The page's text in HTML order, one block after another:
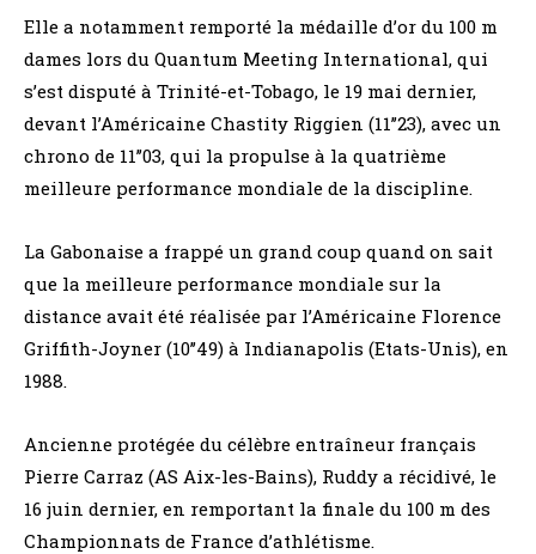
Elle a notamment remporté la médaille d’or du 100 m
dames lors du Quantum Meeting International, qui
s’est disputé à Trinité-et-Tobago, le 19 mai dernier,
devant l’Américaine Chastity Riggien (11’’23), avec un
chrono de 11’’03, qui la propulse à la quatrième
meilleure performance mondiale de la discipline.
La Gabonaise a frappé un grand coup quand on sait
que la meilleure performance mondiale sur la
distance avait été réalisée par l’Américaine Florence
Griffith-Joyner (10’’49) à Indianapolis (Etats-Unis), en
1988.
Ancienne protégée du célèbre entraîneur français
Pierre Carraz (AS Aix-les-Bains), Ruddy a récidivé, le
16 juin dernier, en remportant la finale du 100 m des
Championnats de France d’athlétisme.